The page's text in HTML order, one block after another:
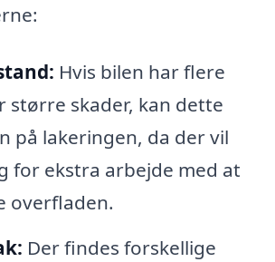
Hvis bilen har flere
større skader, kan dette
på lakeringen, da der vil
for ekstra arbejde med at
overfladen.
Der findes forskellige